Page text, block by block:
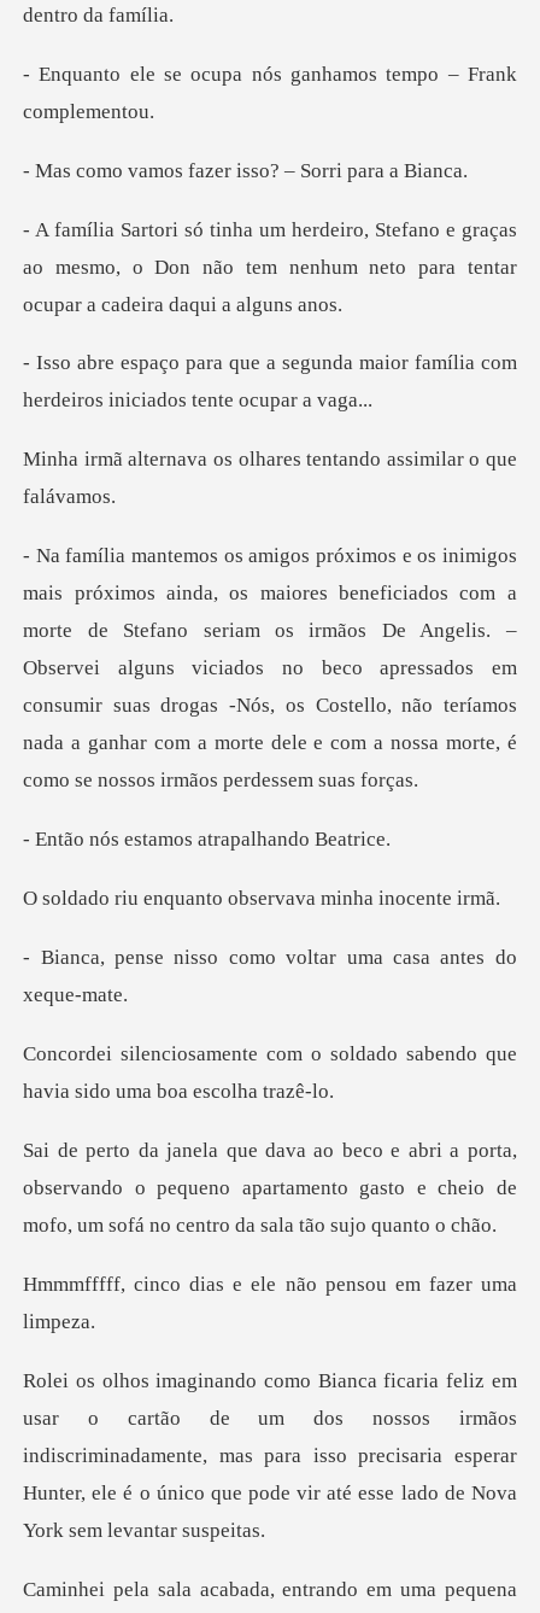
pa nós ganhamos tempo
fazer isso? – Sor
o e graças
ao mesmo, o Don não tem nenhum neto p
gunda maior família com
herdeiro
s olhares tentando ass
efano seriam os irmãos De Angelis. –
Observei alguns viciados no beco apressados em
consumir suas drogas -Nós, os Cos
tamos atrapalh
uanto observava m
como voltar uma casa
o soldado sabendo que
havia
a,
observando o pequeno apartamento gasto e cheio de
s e ele não pensou e
s nossos irmãos
indiscriminadamente, mas para isso precisaria esperar
Hunter,
uma pequena